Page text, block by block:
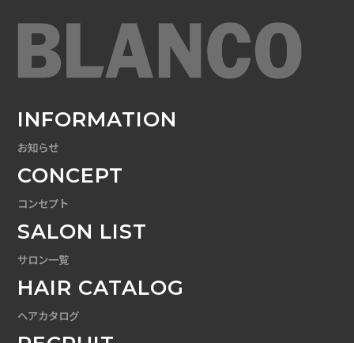
INFORMATION
お知らせ
CONCEPT
コンセプト
SALON LIST
サロン一覧
HAIR CATALOG
ヘアカタログ